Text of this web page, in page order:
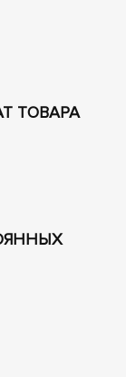
ТОВАРА